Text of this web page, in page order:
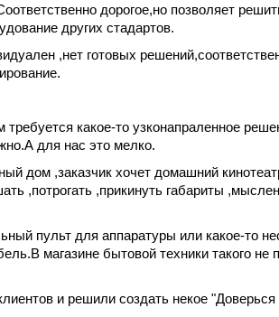
дорогое,но позволяет
других стадартов.
,нет готовых
какое-то узконапраленное
для нас это мелко.
дом ,заказчик хочет домашний
,потрогать ,прикинуть габариты
пульт для аппаратуры или какое-то
магазине бытовой техники такого не
и решили создать некое